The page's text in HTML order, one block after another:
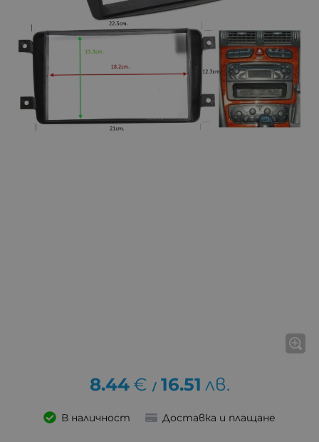
8.44€ / 16.51 лв.
В наличност Доставка и плащане